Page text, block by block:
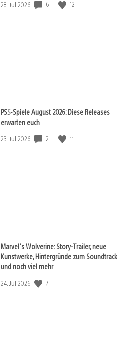
Veröffentlichungsdatum:
28. Jul 2026 6 12
PS5-Spiele August 2026: Diese Releases
erwarten euch
Veröffentlichungsdatum:
23. Jul 2026 2 11
Marvel‘s Wolverine: Story-Trailer, neue
Kunstwerke, Hintergründe zum Soundtrack
und noch viel mehr
Veröffentlichungsdatum:
24. Jul 2026 7